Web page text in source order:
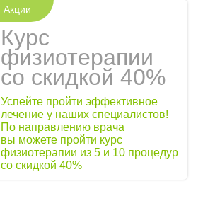
Курс
физиотерапии
со скидкой 40%
Успейте пройти эффективное
лечение у наших специалистов!
По направлению врача
вы можете пройти курс
физиотерапии из 5 и 10 процедур
со скидкой 40%
Акции